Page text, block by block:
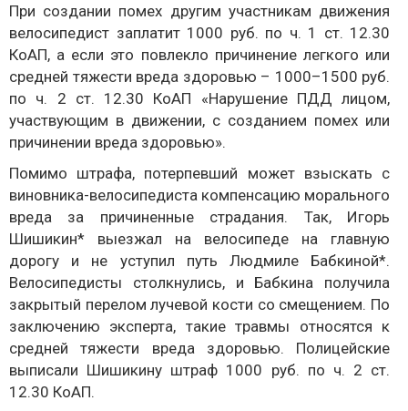
При создании помех другим участникам движения
велосипедист заплатит 1000 руб. по ч. 1 ст. 12.30
КоАП, а если это повлекло причинение легкого или
средней тяжести вреда здоровью – 1000–1500 руб.
по ч. 2 ст. 12.30 КоАП «Нарушение ПДД лицом,
участвующим в движении, с созданием помех или
причинении вреда здоровью».
Помимо штрафа, потерпевший может взыскать с
виновника-велосипедиста компенсацию морального
вреда за причиненные страдания. Так, Игорь
Шишикин* выезжал на велосипеде на главную
дорогу и не уступил путь Людмиле Бабкиной*.
Велосипедисты столкнулись, и Бабкина получила
закрытый перелом лучевой кости со смещением. По
заключению эксперта, такие травмы относятся к
средней тяжести вреда здоровью. Полицейские
выписали Шишикину штраф 1000 руб. по ч. 2 ст.
12.30 КоАП.